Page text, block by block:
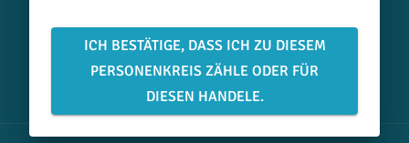
Newsletter abonnieren
facebook.com/folienwelt4gm
ICH BESTÄTIGE, DASS ICH ZU DIESEM
PERSONENKREIS ZÄHLE ODER FÜR
DIESEN HANDELE.